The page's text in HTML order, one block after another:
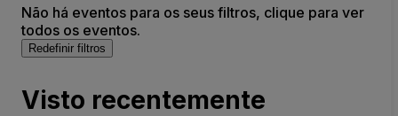
Não há eventos para os seus filtros, clique para ver
todos os eventos.
Redefinir filtros
Visto recentemente